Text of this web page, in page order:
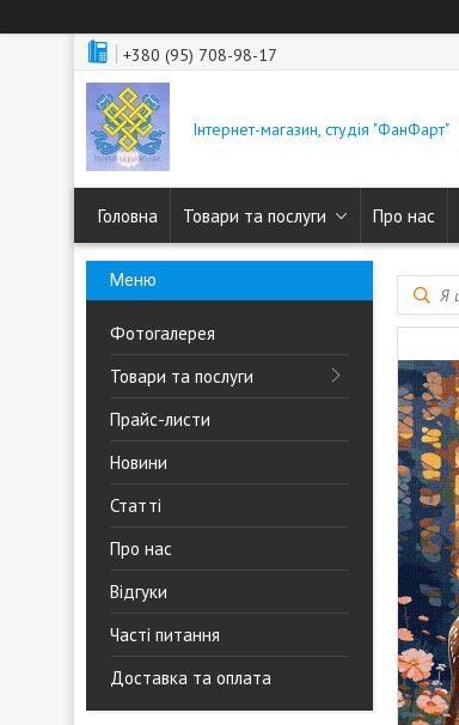
+380 (95) 708-98-17
Інтернет-магазин, студія "ФанФарт"
Головна Товари та послуги Про нас
Фотогалерея
Товари та послуги
Прайс-листи
Новини
Статті
Про нас
Відгуки
Часті питання
Доставка та оплата